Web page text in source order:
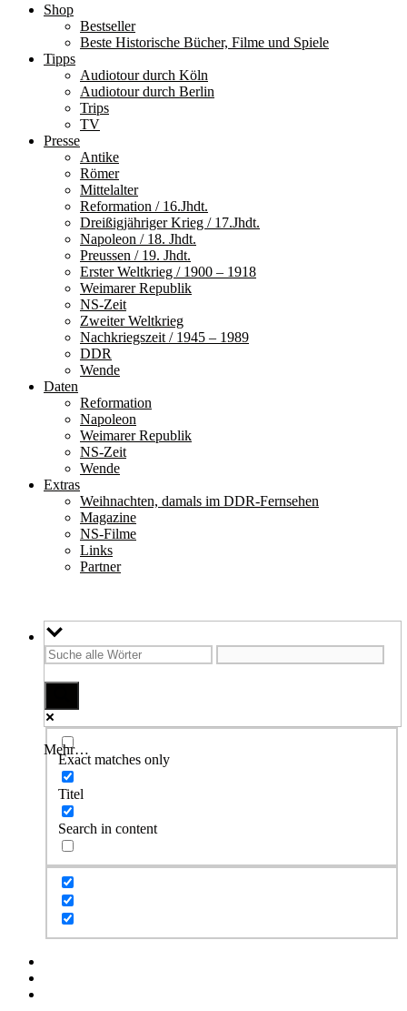
Shop
Bestseller
Beste Historische Bücher, Filme und Spiele
Tipps
Audiotour durch Köln
Audiotour durch Berlin
Trips
TV
Presse
Antike
Römer
Mittelalter
Reformation / 16.Jhdt.
Dreißigjähriger Krieg / 17.Jhdt.
Napoleon / 18. Jhdt.
Preussen / 19. Jhdt.
Erster Weltkrieg / 1900 – 1918
Weimarer Republik
NS-Zeit
Zweiter Weltkrieg
Nachkriegszeit / 1945 – 1989
DDR
Wende
Daten
Reformation
Napoleon
Weimarer Republik
NS-Zeit
Wende
Extras
Weihnachten, damals im DDR-Fernsehen
Magazine
NS-Filme
Links
Partner
Mehr…
Exact matches only
Titel
Search in content